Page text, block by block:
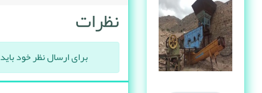
نظرات
برای ارسال نظر خود باید